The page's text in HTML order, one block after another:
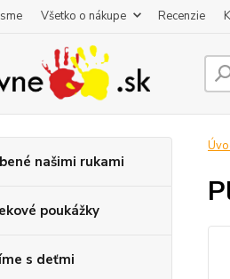
Všetko o nákupe Recenzie
našimi rukami
poukážky
s deťmi